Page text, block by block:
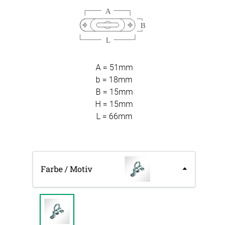
A = 51mm
b = 18mm
B = 15mm
H = 15mm
L = 66mm
Farbe / Motiv